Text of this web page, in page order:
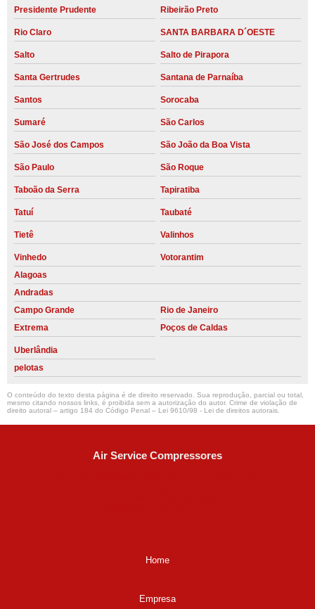
Presidente Prudente Ribeirão Preto
Rio Claro SANTA BARBARA D´OESTE
Salto Salto de Pirapora
Santa Gertrudes Santana de Parnaíba
Santos Sorocaba
Sumaré São Carlos
São José dos Campos São João da Boa Vista
São Paulo São Roque
Taboão da Serra Tapiratiba
Tatuí Taubaté
Tietê Valinhos
Vinhedo
Votorantim
Alagoas
Andradas
Campo Grande
Rio de Janeiro
Extrema
Poços de Caldas
Uberlândia
pelotas
O conteúdo do texto desta página é de direito reservado. Sua reprodução, parcial ou total,
mesmo citando nossos links, é proibida sem a autorização do autor. Crime de violação de
direito autoral – artigo 184 do Código Penal – Lei 9610/98 - Lei de direitos autorais.
Air Service Compressores
Home
Empresa